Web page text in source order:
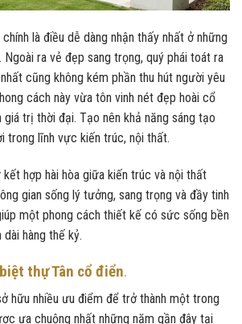
là điều dễ dàng nhận thấy nhất ở những
Ngoài ra vẻ đẹp sang trọng, quý phái toát ra
cũng không kém phần thu hút người yêu
cách này vừa tôn vinh nét đẹp hoài cổ
giá trị thời đại. Tạo nên khả năng sáng tạo
trong lĩnh vực kiến trúc, nội thất.
hợp hài hòa giữa kiến trúc và nội thất
gian sống lý tưởng, sang trọng và đầy tinh
một phong cách thiết kế có sức sống bền
hàng thế kỷ.
thự Tân cổ điển.
hữu nhiều ưu điểm để trở thành một trong
ưa chuộng nhất những năm gần đây tại